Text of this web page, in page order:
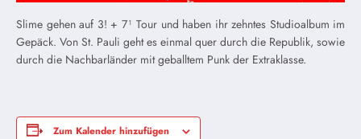
Slime gehen auf 3! + 7¹ Tour und haben ihr zehntes Studioalbum im
Gepäck. Von St. Pauli geht es einmal quer durch die Republik, sowie
durch die Nachbarländer mit geballtem Punk der Extraklasse.
Zum Kalender hinzufügen